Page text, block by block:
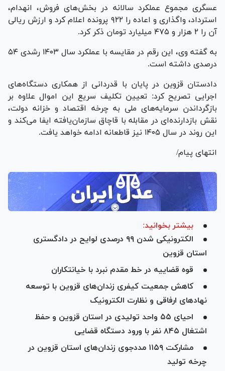
عسگری مجموع عملکرد سالانه در بخش‌های فروش، انهدام،
استرداد، واگذاری و اعاده را ۹۲۲ پرونده اعلام کرد و ارزش ریالی
آن را ۲ هزار و ۴۷۵ میلیارد تومان ذکر کرد.
به گفته وی، این رقم در مقایسه با عملکرد سال ۱۴۰۳ رشدی ۵۴
درصدی داشته است.
دادستان قزوین در پایان با قدردانی از همکاری دستگاه‌های
اجرایی تصریح کرد: تعیین تکلیف سریع این اموال علاوه بر
بازگرداندن سرمایه‌های ملی به چرخه اقتصاد و خزانه دولت،
نقش بازدارنده‌ای در مقابله با قاچاق سازمان‌یافته ایفا می‌کند و
این روند در سال ۱۴۰۵ نیز قاطعانه ادامه خواهد یافت.
انتهای پیام/
بیشتر بخوانید:
الکترونیکی شدن ۹۹ درصدی لوایح در دادگستری
استان قزوین
قوه قضاییه در خط مقدم نبرد با خیانتکاران
کاهش جمعیت کیفری زندان‌های قزوین با توسعه
نهاد‌های ارفاقی و نظارت الکترونیک
احیای ۵۵ واحد تولیدی در استان قزوین و حفظ
اشتغال ۸۴۵ نفر با ورود دستگاه قضایی
مشارکت ۱۱۵۹ مددجوی زندان‌های استان قزوین در
چرخه تولید